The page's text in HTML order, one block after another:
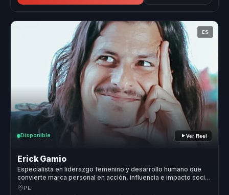
ES
Disponible Ver Reel
Erick Gamio
Especialista en liderazgo femenino y desarrollo humano que
convierte marca personal en acción, influencia e impacto social
para organizaciones.
PE